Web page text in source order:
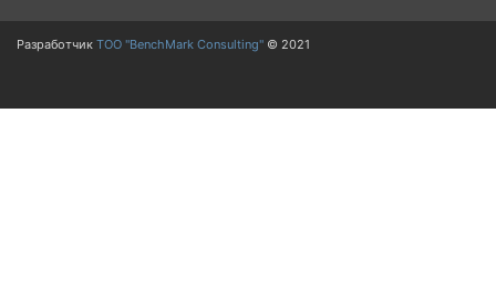
Разработчик ТОО "BenchMark Consulting" © 2021